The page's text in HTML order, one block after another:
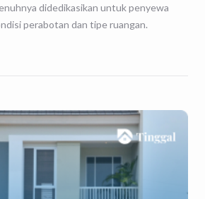
didedikasikan untuk penyewa
perabotan dan tipe ruangan.